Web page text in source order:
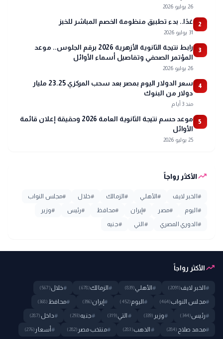
26 يوليو 2026
2 غدًا.. بدء تطبيق منظومة الخصم المباشر للخبز
31 يوليو 2026
3
رابط نتيجة الثانوية الأزهرية 2026 برقم الجلوس.. موعد
المؤتمر الصحفي وتفاصيل أسماء الأوائل
26 يوليو 2026
4
سعر الدولار اليوم بمصر بعد سحب المركزي 23.25 مليار
دولار من البنوك
منذ 3 أيام
5
موعد حسم نتيجة الثانوية العامة 2026 وحقيقة إعلان قائمة
الأوائل
25 يوليو 2026
trending_upالأكثر رواجاً
# الخبر لايف #الأهلي #الزمالك #خلال #مجلس النواب
# اليوم #مصر #إيران #محافظ #رئيس #وزير
# الدوري المصري # التي #جنيه
trending_upالأكثر رواجاً
# الخبر لايف(2091)
#الأهلي(839)
#الزمالك(678)
#خلال(567)
#مجلس النواب(464)
#اليوم(452)
#إيران(396)
#محافظ (368)
#رئيس(344)
#وزير (339)
# التي(319)
#جنيه(293)
#داخل (287)
#محمد صلاح (284)
# الذهب(283)
#منتخب مصر (282)
#أسعار (276)